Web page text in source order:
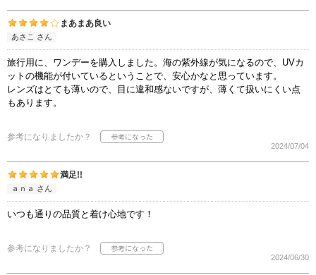
まあまあ良い
あさこ さん
旅行用に、ワンデーを購入しました。海の紫外線が気になるので、UVカ
ットの機能が付いているということで、安心かなと思っています。
レンズはとても薄いので、目に違和感ないですが、薄くて扱いにくい点
もあります。
参考になりましたか？
2024/07/04
満足!!
ａｎａ さん
いつも通りの品質と着け心地です！
参考になりましたか？
2024/06/30